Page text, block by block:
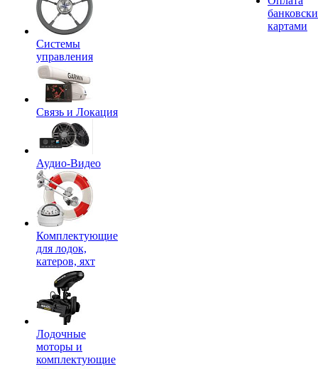
Системы
управления
Связь и Локация
Аудио-Видео
Комплектующие
для лодок,
катеров, яхт
Лодочные
моторы и
комплектующие
картами